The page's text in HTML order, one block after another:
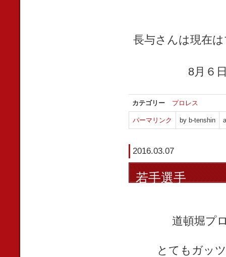
長与さんは現在
8月６
カテゴリー プロレス
パーマリンク by b-tenshin
2016.03.07
若手選手
道頓堀プ
とてもガッ